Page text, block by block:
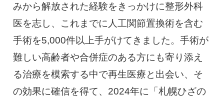
みから解放された経験をきっかけに整形外科
医を志し、これまでに人工関節置換術を含む
手術を5,000件以上手がけてきました。手術が
難しい高齢者や合併症のある方にも寄り添え
る治療を模索する中で再生医療と出会い、そ
の効果に確信を得て、2024年に「札幌ひざの